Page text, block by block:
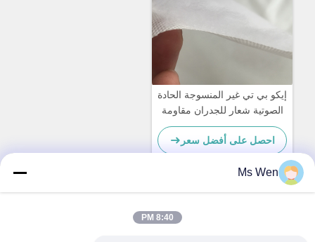
إيكو بي تي غير المنسوجة الحادة
الصوتية شعار للجدران مقاومة
للرطوبة مصنع التوريد المباشر
بكميات كبيرة
احصل على أفضل سعر
Ms Wen
8:40 PM